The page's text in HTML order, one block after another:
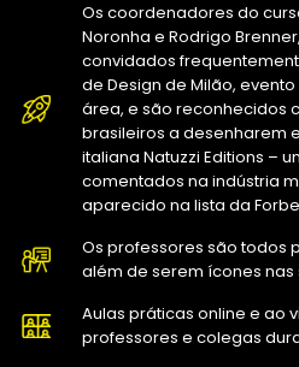
Os coordenadores do
Noronha e Rodrigo
convidados
de Design de Milão,
área, e são reconhecidos
brasileiros a desenharem
italiana Natuzzi Editions –
comentados na indústria
aparecido na lista da
Os professores são todos
além de serem ícones
Aulas práticas online e ao
professores e colegas